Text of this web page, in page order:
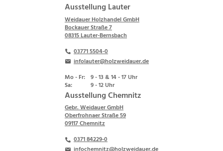
Ausstellung Lauter
Weidauer Holzhandel GmbH
Bockauer Straße 7
08315 Lauter-Bernsbach
03771 5504-0
infolauter@holzweidauer.de
Mo - Fr: 9 - 13 & 14 - 17 Uhr
Sa:
9 - 12 Uhr
Ausstellung Chemnitz
Gebr. Weidauer GmbH
Oberfrohnaer Straße 59
09117 Chemnitz
0371 84229-0